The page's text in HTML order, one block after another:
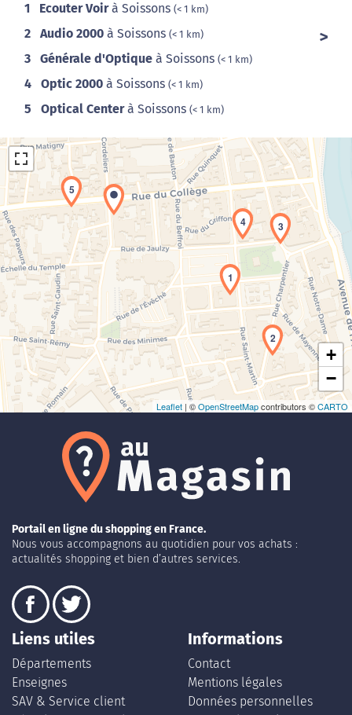
1 Ecouter Voirà Soissons (< 1 km)
2 Audio 2000 à Soissons (< 1 km)
3 Générale d'Optique à Soissons (< 1 km)
4 Optic 2000 à Soissons (< 1 km)
5 Optical Centerà Soissons (< 1 km)
Chargement de la carte en cours...
1
2
3
4
5
+
−
Leaflet | ©OpenStreetMapcontributors ©CARTO
Portail en ligne du shopping en France.
Nous vous accompagnons au quotidien pour vos achats :
actualités shopping et bien d’autres services.
Liens utiles
Départements
Enseignes
SAV & Service client
Informations
Contact
Mentions légales
Données personnelles